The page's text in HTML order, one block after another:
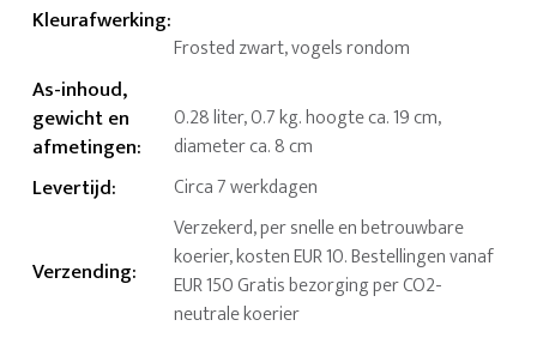
Kleurafwerking:
Frosted zwart, vogels rondom
As-inhoud,
gewicht en
afmetingen:
0.28 liter, 0.7 kg. hoogte ca. 19 cm,
diameter ca. 8 cm
Levertijd: Circa 7 werkdagen
Verzending:
Verzekerd, per snelle en betrouwbare
koerier, kosten EUR 10. Bestellingen vanaf
EUR 150 Gratis bezorging per CO2-
neutrale koerier